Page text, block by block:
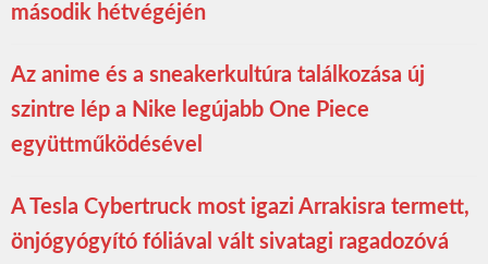
második hétvégéjén
Az anime és a sneakerkultúra találkozása új
szintre lép a Nike legújabb One Piece
együttműködésével
A Tesla Cybertruck most igazi Arrakisra termett,
önjógyógyító fóliával vált sivatagi ragadozóvá